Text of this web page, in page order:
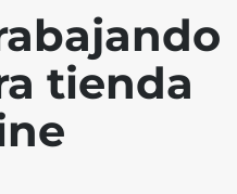
tienda